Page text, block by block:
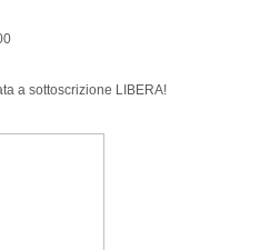
a sottoscrizione LIBERA!